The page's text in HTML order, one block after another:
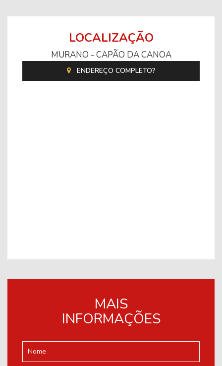
LOCALIZAÇÃO
MURANO - CAPÃO DA CANOA
ENDEREÇO COMPLETO?
MAIS
INFORMAÇÕES